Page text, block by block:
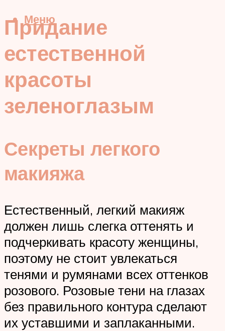
Меню
Придание
естественной
красоты
зеленоглазым
Секреты легкого
макияжа
Естественный, легкий макияж
должен лишь слегка оттенять и
подчеркивать красоту женщины,
поэтому не стоит увлекаться
тенями и румянами всех оттенков
розового. Розовые тени на глазах
без правильного контура сделают
их уставшими и заплаканными.